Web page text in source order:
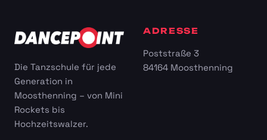
Die Tanzschule für jede
Generation in
Moosthenning – von Mini
Rockets bis
Hochzeitswalzer.
ADRESSE
Poststraße 3
84164 Moosthenning